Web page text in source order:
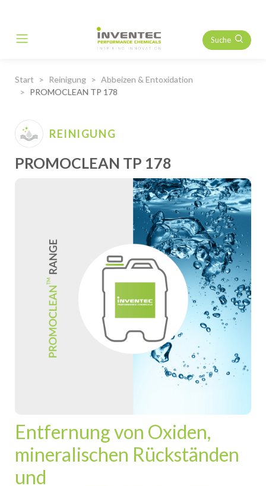
Main Navigation Suche
Start Reinigung
Abbeizen & Entoxidation
PROMOCLEAN TP 178
REINIGUNG
PROMOCLEAN TP 178
Entfernung von Oxiden,
mineralischen Rückständen
und